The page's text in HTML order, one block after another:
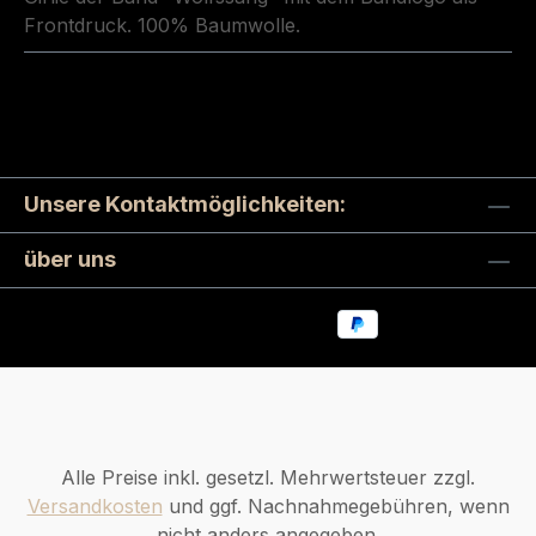
Frontdruck. 100% Baumwolle.
Unsere Kontaktmöglichkeiten:
über uns
Alle Preise inkl. gesetzl. Mehrwertsteuer zzgl.
Versandkosten und ggf. Nachnahmegebühren, wenn